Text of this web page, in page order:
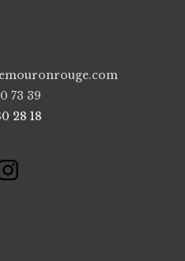
73 39
28 18